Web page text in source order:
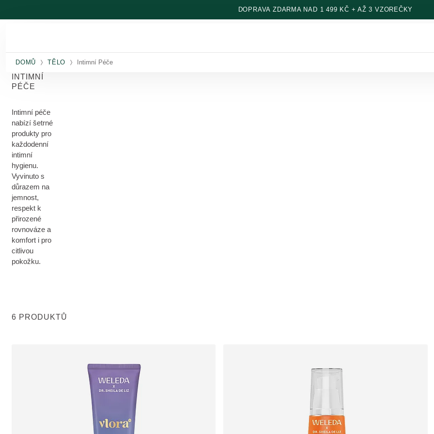
DOPRAVA ZDARMA NAD 1 499 KČ + AŽ 3 VZOREČKY
DOMŮ TĚLO Intimní Péče
INTIMNÍ
PÉČE
Intimní péče
nabízí šetrné
produkty pro
každodenní
intimní
hygienu.
Vyvinuto s
důrazem na
jemnost,
respekt k
přirozené
rovnováze a
komfort i pro
citlivou
pokožku.
6 PRODUKTŮ